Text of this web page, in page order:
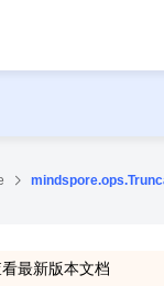
最新版本文档